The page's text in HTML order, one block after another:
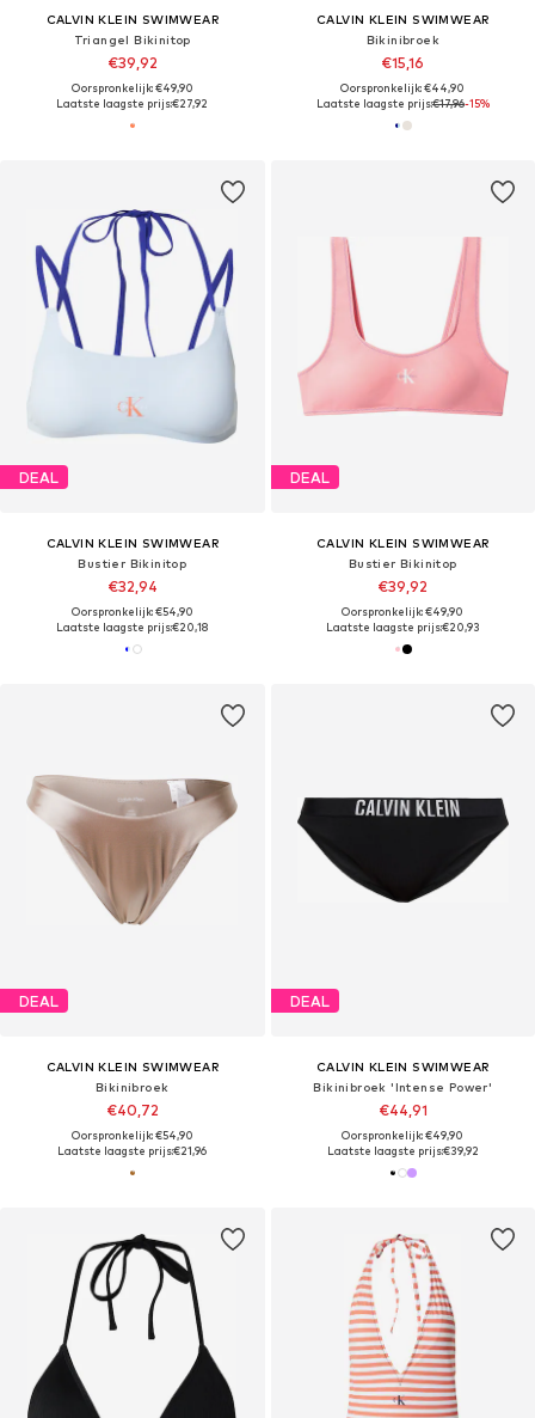
CALVIN KLEIN SWIMWEAR
Triangel Bikinitop
€39,92
Oorspronkelijk: €49,90
Laatste laagste prijs:€27,92
CALVIN KLEIN SWIMWEAR
Bikinibroek
€15,16
Oorspronkelijk: €44,90
Laatste laagste prijs:€17,96-15%
DEAL
CALVIN KLEIN SWIMWEAR
Bustier Bikinitop
€32,94
Oorspronkelijk: €54,90
Laatste laagste prijs:€20,18
DEAL
CALVIN KLEIN SWIMWEAR
Bustier Bikinitop
€39,92
Oorspronkelijk: €49,90
Laatste laagste prijs:€20,93
DEAL
CALVIN KLEIN SWIMWEAR
Bikinibroek
€40,72
Oorspronkelijk: €54,90
Laatste laagste prijs:€21,96
DEAL
CALVIN KLEIN SWIMWEAR
Bikinibroek 'Intense Power'
€44,91
Oorspronkelijk: €49,90
Laatste laagste prijs:€39,92